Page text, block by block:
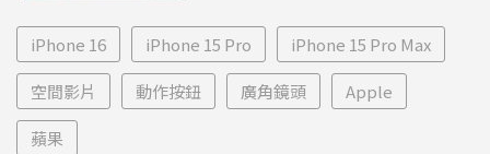
iPhone 16 iPhone 15 Pro iPhone 15 Pro Max
空間影片 動作按鈕 廣角鏡頭 Apple
蘋果